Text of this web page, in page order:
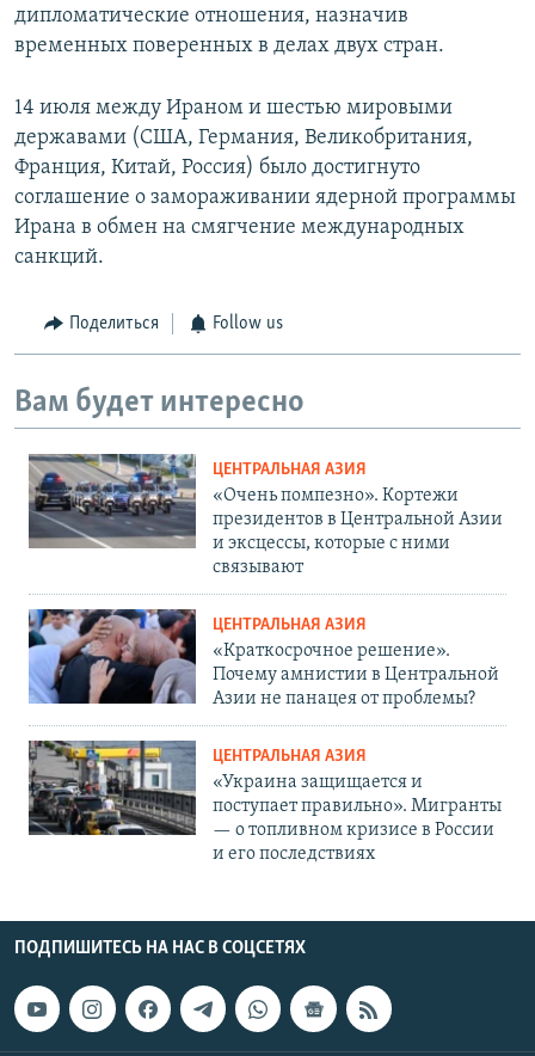
дипломатические отношения, назначив
временных поверенных в делах двух стран.
14 июля между Ираном и шестью мировыми
державами (США, Германия, Великобритания,
Франция, Китай, Россия) было достигнуто
соглашение о замораживании ядерной программы
Ирана в обмен на смягчение международных
санкций.
Поделиться Follow us
Вам будет интересно
ЦЕНТРАЛЬНАЯ АЗИЯ
«Очень помпезно». Кортежи
президентов в Центральной Азии
и эксцессы, которые с ними
связывают
ЦЕНТРАЛЬНАЯ АЗИЯ
«Краткосрочное решение».
Почему амнистии в Центральной
Азии не панацея от проблемы?
ЦЕНТРАЛЬНАЯ АЗИЯ
«Украина защищается и
поступает правильно». Мигранты
— о топливном кризисе в России
и его последствиях
ПОДПИШИТЕСЬ НА НАС В СОЦСЕТЯХ